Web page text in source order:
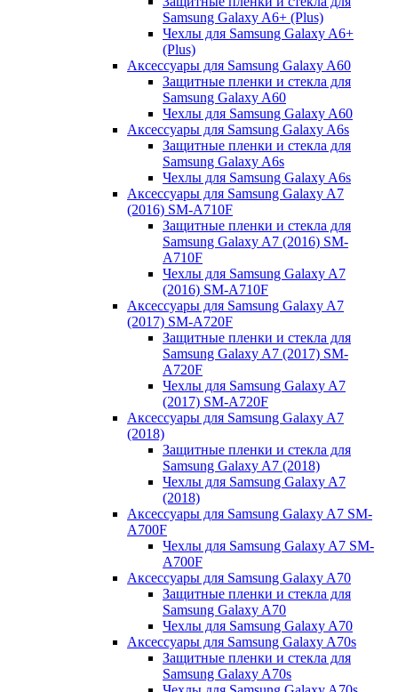
Samsung Galaxy A6+ (Plus)
Чехлы для Samsung Galaxy A6+
(Plus)
Аксессуары для Samsung Galaxy A60
Защитные пленки и стекла для
Samsung Galaxy A60
Чехлы для Samsung Galaxy A60
Аксессуары для Samsung Galaxy A6s
Защитные пленки и стекла для
Samsung Galaxy A6s
Чехлы для Samsung Galaxy A6s
Аксессуары для Samsung Galaxy A7
(2016) SM-A710F
Защитные пленки и стекла для
Samsung Galaxy A7 (2016) SM-
A710F
Чехлы для Samsung Galaxy A7
(2016) SM-A710F
Аксессуары для Samsung Galaxy A7
(2017) SM-A720F
Защитные пленки и стекла для
Samsung Galaxy A7 (2017) SM-
A720F
Чехлы для Samsung Galaxy A7
(2017) SM-A720F
Аксессуары для Samsung Galaxy A7
(2018)
Защитные пленки и стекла для
Samsung Galaxy A7 (2018)
Чехлы для Samsung Galaxy A7
(2018)
Аксессуары для Samsung Galaxy A7 SM-
A700F
Чехлы для Samsung Galaxy A7 SM-
A700F
Аксессуары для Samsung Galaxy A70
Защитные пленки и стекла для
Samsung Galaxy A70
Чехлы для Samsung Galaxy A70
Аксессуары для Samsung Galaxy A70s
Защитные пленки и стекла для
Samsung Galaxy A70s